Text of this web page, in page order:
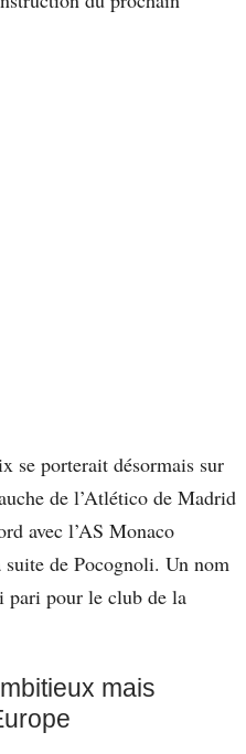
se porterait désormais sur
de l’Atlético de Madrid
avec l’AS Monaco
suite de Pocognoli. Un nom
pari pour le club de la
mais